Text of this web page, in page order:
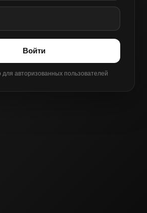
Войти
для авторизованных пользователей